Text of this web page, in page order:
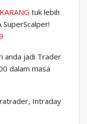
tuk lebih
anda jadi Trader
dalam masa
Intraday